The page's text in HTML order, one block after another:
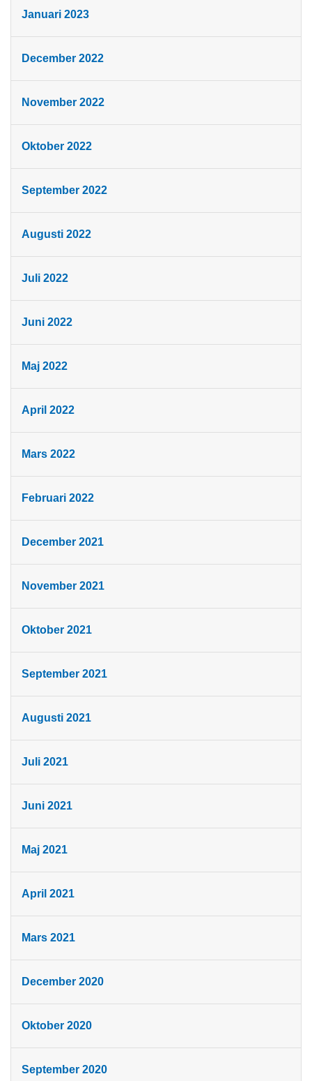
Januari 2023
December 2022
November 2022
Oktober 2022
September 2022
Augusti 2022
Juli 2022
Juni 2022
Maj 2022
April 2022
Mars 2022
Februari 2022
December 2021
November 2021
Oktober 2021
September 2021
Augusti 2021
Juli 2021
Juni 2021
Maj 2021
April 2021
Mars 2021
December 2020
Oktober 2020
September 2020